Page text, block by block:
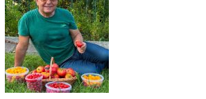
nu poate oferi această
satisfacție”